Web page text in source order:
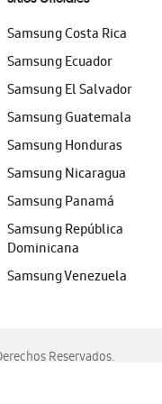
Samsung Costa Rica
Samsung Ecuador
Samsung El Salvador
Samsung Guatemala
Samsung Honduras
Samsung Nicaragua
Samsung Panamá
Samsung República
Dominicana
Samsung Venezuela
Reservados.